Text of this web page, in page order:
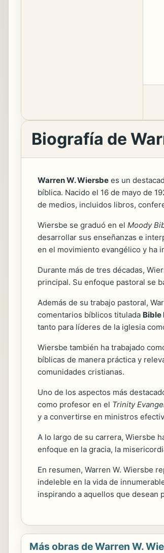
Biografía de
Warren W. Wiersbe es un
bíblica. Nacido el 16 de mayo de
de medios, incluidos libros,
Wiersbe se graduó en el Moody
desarrollar sus enseñanzas e
en el movimiento evangélico y ha
Durante más de tres décadas,
principal. Su enfoque pastoral se
Además de su trabajo pastoral,
comentarios bíblicos titulada Bible
tanto para líderes de la iglesia
Wiersbe también ha trabajado
bíblicas de manera práctica y
comunidades cristianas.
Uno de los aspectos más
como profesor en el Trinity
y a convertirse en ministros
A lo largo de su carrera, Wiersbe
enfoque en la gracia, la
En resumen, Warren W. Wiersbe
indeleble en la vida de
inspirando a aquellos que desean
Más obras de Warren W.